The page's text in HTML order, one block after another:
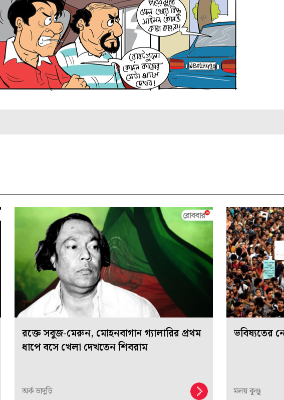
রক্তে সবুজ-মেরুন, মোহনবাগান গ্যালারির প্রথম
ধাপে বসে খেলা দেখতেন শিবরাম
অর্ক ভাদুড়ি
ভবিষ্যতের
মলয় কুণ্ডু